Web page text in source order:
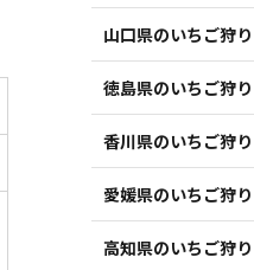
山口県のいちご狩り
徳島県のいちご狩り
香川県のいちご狩り
愛媛県のいちご狩り
高知県のいちご狩り